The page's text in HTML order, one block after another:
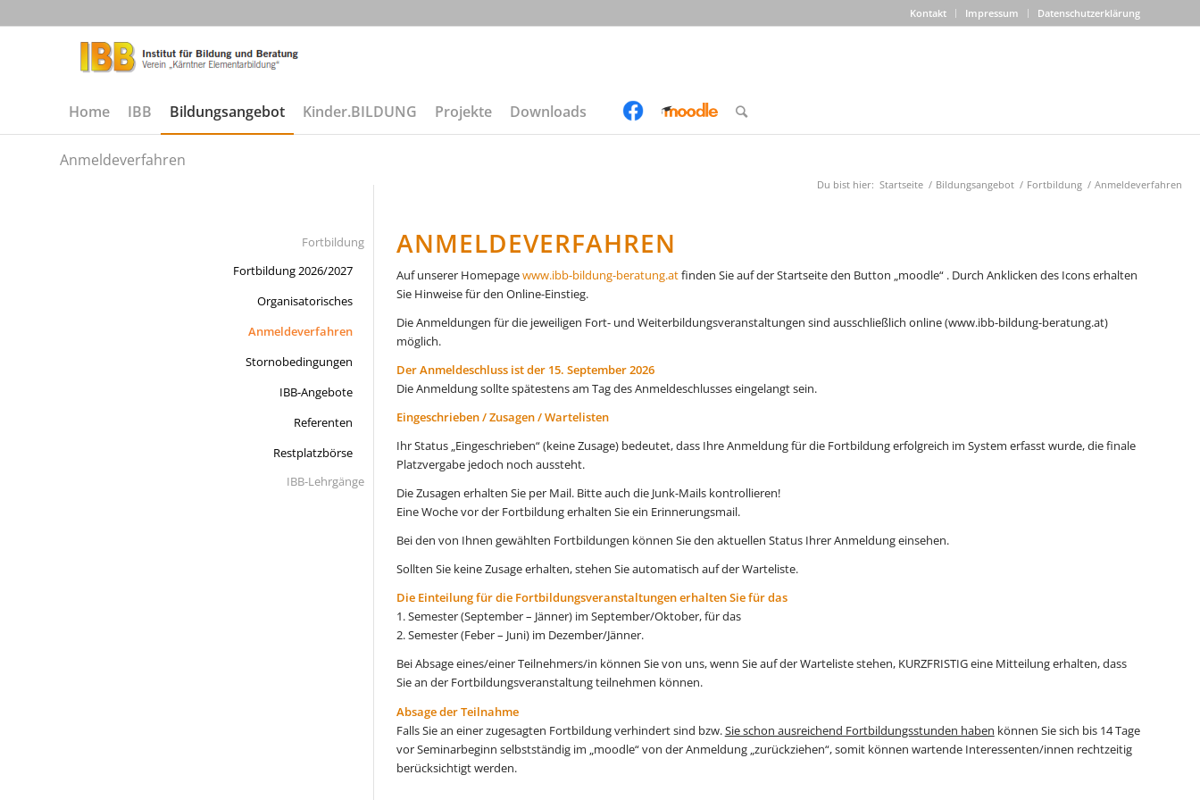
Kontakt Impressum Datenschutzerklärung
Home IBB Bildungsangebot Kinder.BILDUNG Projekte Downloads
Anmeldeverfahren
Du bist hier: Startseite / Bildungsangebot / Fortbildung / Anmeldeverfahren
ANMELDEVERFAHREN
Auf unserer Homepagewww.ibb-bildung-beratung.atfinden Sie auf der Startseite den Button „moodle“ . Durch Anklicken des Icons erhalten
Sie Hinweise für den Online-Einstieg.
Die Anmeldungen für die jeweiligen Fort- und Weiterbildungsveranstaltungen sind ausschließlich online (www.ibb-bildung-beratung.at)
möglich.
Der Anmeldeschluss ist der 15. September 2026
Die Anmeldung sollte spätestens am Tag des Anmeldeschlusses eingelangt sein.
Eingeschrieben / Zusagen / Wartelisten
Ihr Status „Eingeschrieben“ (keine Zusage) bedeutet, dass Ihre Anmeldung für die Fortbildung erfolgreich im System erfasst wurde, die finale
Platzvergabe jedoch noch aussteht.
Die Zusagen erhalten Sie per Mail. Bitte auch die Junk-Mails kontrollieren!
Eine Woche vor der Fortbildung erhalten Sie ein Erinnerungsmail.
Bei den von Ihnen gewählten Fortbildungen können Sie den aktuellen Status Ihrer Anmeldung einsehen.
Sollten Sie keine Zusage erhalten, stehen Sie automatisch auf der Warteliste.
Die Einteilung für die Fortbildungsveranstaltungen erhalten Sie für das
1. Semester (September – Jänner) im September/Oktober, für das
2. Semester (Feber – Juni) im Dezember/Jänner.
Bei Absage eines/einer Teilnehmers/in können Sie von uns, wenn Sie auf der Warteliste stehen, KURZFRISTIG eine Mitteilung erhalten, dass
Sie an der Fortbildungsveranstaltung teilnehmen können.
Absage der Teilnahme
Falls Sie an einer zugesagten Fortbildung verhindert sind bzw.Sie schon ausreichend Fortbildungsstunden haben können Sie sich bis 14 Tage
vor Seminarbeginn selbstständig im „moodle“ von der Anmeldung „zurückziehen“, somit können wartende Interessenten/innen rechtzeitig
berücksichtigt werden.
Fortbildung
Fortbildung 2026/2027
Organisatorisches
Anmeldeverfahren
Stornobedingungen
IBB-Angebote
Referenten
Restplatzbörse
IBB-Lehrgänge